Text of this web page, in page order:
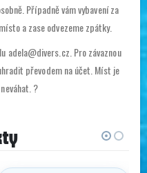
Případně vám vybavení za
a zase odvezeme zpátky.
adela@divers.cz. Pro závaznou
převodem na účet. Míst je
?